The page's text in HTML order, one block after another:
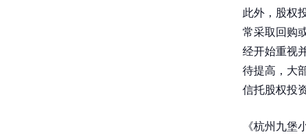
此外，股权
常采取回购
经开始重视
待提高，大
信托股权投
《杭州九堡